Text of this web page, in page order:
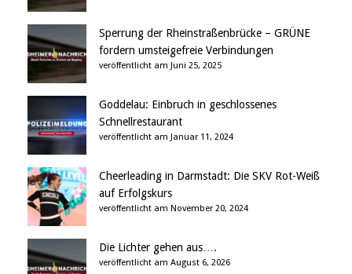
Sperrung der Rheinstraßenbrücke – GRÜNE
fordern umsteigefreie Verbindungen
veröffentlicht am Juni 25, 2025
Goddelau: Einbruch in geschlossenes
Schnellrestaurant
veröffentlicht am Januar 11, 2024
Cheerleading in Darmstadt: Die SKV Rot-Weiß
auf Erfolgskurs
veröffentlicht am November 20, 2024
Die Lichter gehen aus….
veröffentlicht am August 6, 2026